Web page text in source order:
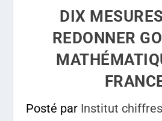
DIX
REDONNER
Posté par Institut